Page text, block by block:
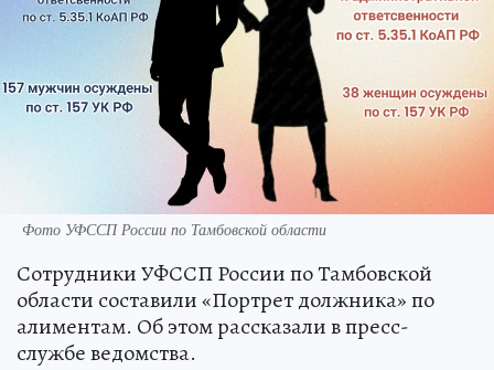
Фото УФССП России по Тамбовской области
Сотрудники УФССП России по Тамбовской
области составили «Портрет должника» по
алиментам. Об этом рассказали в пресс-
службе ведомства.